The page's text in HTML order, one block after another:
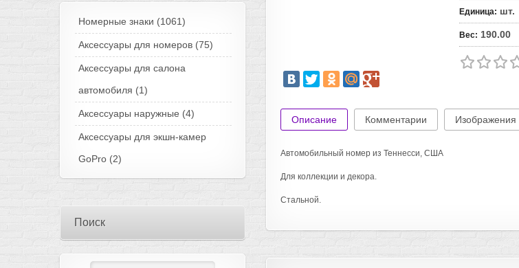
Единица: шт.
Вес: 190.00
Описание Комментарии Изображения
Автомобильный номер из Теннесси, США
Для коллекции и декора.
Стальной.
Номерные знаки (1061)
Аксессуары для номеров (75)
Аксессуары для салона
автомобиля (1)
Аксессуары наружные (4)
Аксессуары для экшн-камер
GoPro (2)
Поиск